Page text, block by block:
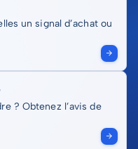
un signal d’achat ou
? Obtenez l’avis de